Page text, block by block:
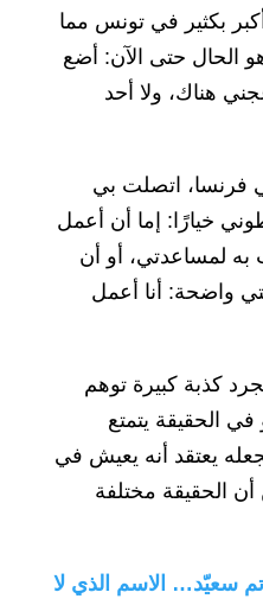
بكثير في تونس مما
الحال حتى الآن: أضع
هناك، ولا أحد
فرنسا، اتصلت بي
خيارًا: إما أن أعمل
لمساعدتي، أو أن
واضحة: أنا أعمل
كذبة كبيرة توهم
في الحقيقة يتمتع
يعتقد أنه يعيش في
الحقيقة مختلفة
سعيّد… الاسم الذي لا